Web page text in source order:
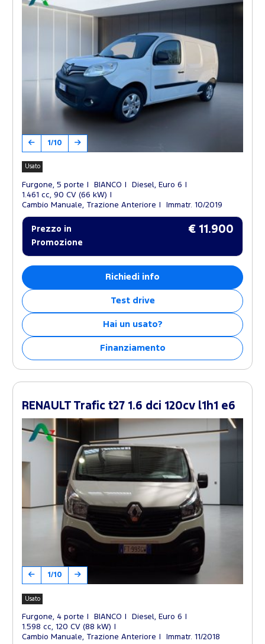
1/10
Usato
Furgone, 5 porte BIANCO
Diesel, Euro 6
1.461 cc, 90 CV (66 kW)
Cambio Manuale, Trazione Anteriore
Immatr. 10/2019
Prezzo in
Promozione
€ 11.900
Richiedi info
Test drive
Hai un usato?
Finanziamento
RENAULT Trafic t27 1.6 dci 120cv l1h1 e6
1/10
Usato
Furgone, 4 porte BIANCO
Diesel, Euro 6
1.598 cc, 120 CV (88 kW)
Cambio Manuale, Trazione Anteriore
Immatr. 11/2018